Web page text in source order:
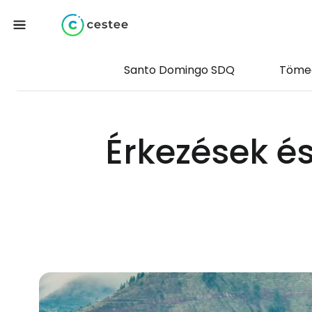
Santo Domingo SDQ
Érkezések